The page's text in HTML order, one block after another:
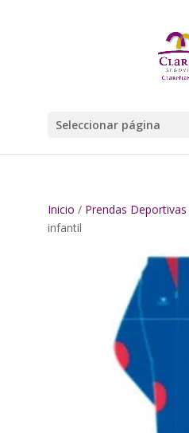
Seleccionar página
Inicio / Prendas Deportivas
infantil